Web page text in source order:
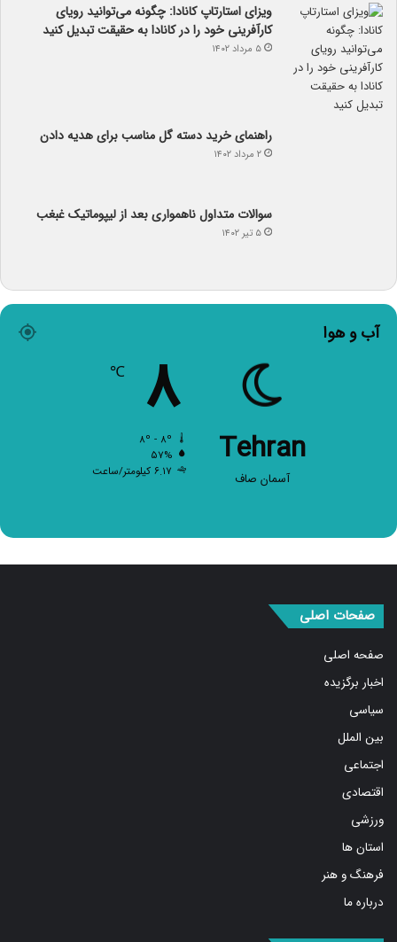
ویزای استارتاپ کانادا: چگونه می‌توانید رویای
کارآفرینی خود را در کانادا به حقیقت تبدیل کنید
۵ مرداد ۱۴۰۲
راهنمای خرید دسته گل مناسب برای هدیه دادن
۲ مرداد ۱۴۰۲
سوالات متداول ناهمواری بعد از لیپوماتیک غبغب
۵ تیر ۱۴۰۲
آب و هوا
Tehran
آسمان صاف
۸
۵۷%
۶.۱۷ کیلومتر/ساعت
صفحه اصلی
اخبار برگزیده
سیاسی
بین الملل
اجتماعی
اقتصادی
ورزشی
استان ها
فرهنگ و هنر
درباره ما